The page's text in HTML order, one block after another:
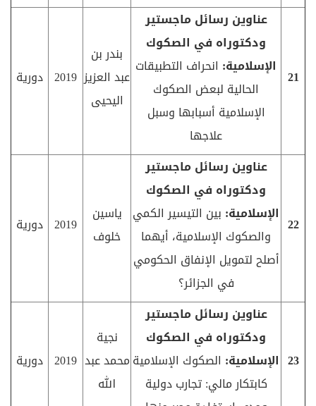
21
عناوين رسائل ماجستير
ودكتوراه في الصكوك
الإسلامية: انحراف التطبيقات
الحالية لبعض الصكوك
الإسلامية أسبابها وسبل
علاجها
بندر بن
عبد العزيز
اليحيى
2019 دورية
22
عناوين رسائل ماجستير
ودكتوراه في الصكوك
الإسلامية: بين التيسير الكمي
والصكوك الإسلامية، أيهما
أصلح لتمويل الإنفاق الحكومي
في الجزائر؟
ياسين
خلوف
2019 دورية
23
عناوين رسائل ماجستير
ودكتوراه في الصكوك
الإسلامية: الصكوك الإسلامية
كابتكار مالي: تجارب دولية
نجية
محمد عبد
الله
2019 دورية